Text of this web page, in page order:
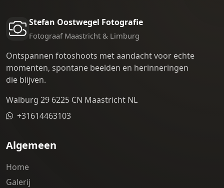
Stefan Oostwegel Fotografie
Fotograaf Maastricht & Limburg
Ontspannen fotoshoots met aandacht voor echte
momenten, spontane beelden en herinneringen
die blijven.
Walburg 29 6225 CN Maastricht NL
+31614463103
Algemeen
Home
Galerij